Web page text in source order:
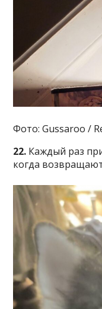
Фото: Gussaroo /
22. Каждый раз
когда